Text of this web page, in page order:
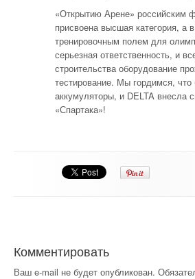
«Открытию Арене» российским
присвоена высшая категория, а
тренировочным полем для
серьезная ответственность, и
строительства оборудование
тестирование. Мы гордимся,
аккумуляторы, и DELTA внесла
«Спартака»!
Комментировать
Ваш e-mail не будет опубликован.